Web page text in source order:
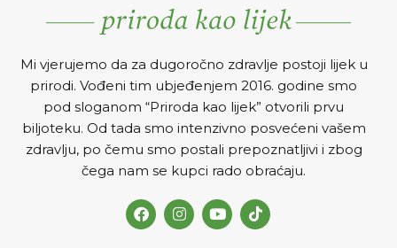
Mi vjerujemo da za dugoročno zdravlje postoji lijek u
prirodi. Vođeni tim ubjeđenjem 2016. godine smo
pod sloganom “Priroda kao lijek” otvorili prvu
biljoteku. Od tada smo intenzivno posvećeni vašem
zdravlju, po čemu smo postali prepoznatljivi i zbog
čega nam se kupci rado obraćaju.